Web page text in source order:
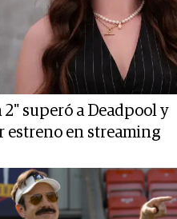
superó a Deadpool y
estreno en streaming